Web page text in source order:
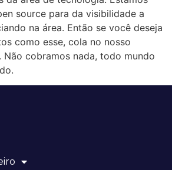
source para da visibilidade a
na área. Então se você deseja
como esse, cola no nosso
Não cobramos nada, todo mundo